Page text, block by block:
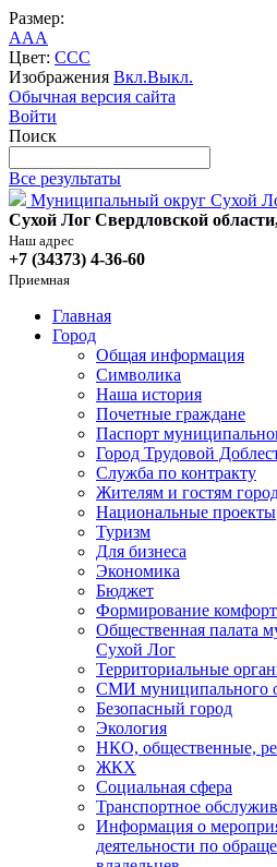
Размер:
AAA
Цвет: CCC
Изображения Вкл.Выкл.
Обычная версия сайта
Войти
Поиск
Все результаты
Муниципальный округ Сухой
Сухой Лог Свердловской
Наш адрес
+7 (34373) 4-36-60
Приемная
Главная
Город
Общая информация
Символика
Наша история
Почетные граждане
Паспорт
Город Трудовой
Служба по контракту
Жителям и гостям
Национальные проекты
Туризм
Для бизнеса
Экономика
Бюджет
Формирование
Общественная палата
Сухой Лог
Территориальные
СМИ муниципального
Безопасный город
Экология
НКО, общественные,
ЖКХ
Социальная сфера
Транспортное
Информация о
деятельности по